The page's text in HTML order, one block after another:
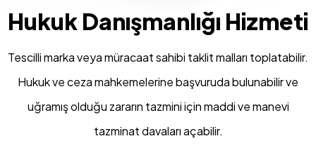
Hukuk Danışmanlığı Hizmeti
Tescilli marka veya müracaat sahibi taklit malları toplatabilir.
Hukuk ve cezamahkemelerine başvuruda bulunabilir ve
uğramış olduğu zararın tazmini için maddive manevi
tazminat davaları açabilir.